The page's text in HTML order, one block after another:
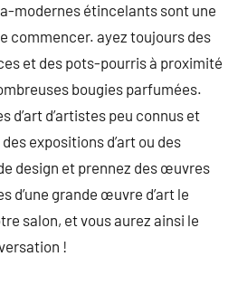
modernes étincelants sont une
commencer. ayez toujours des
et des pots-pourris à proximité
bougies parfumées.
d’art d’artistes peu connus et
expositions d’art ou des
design et prennez des œuvres
d’une grande œuvre d’art le
salon, et vous aurez ainsi le
!